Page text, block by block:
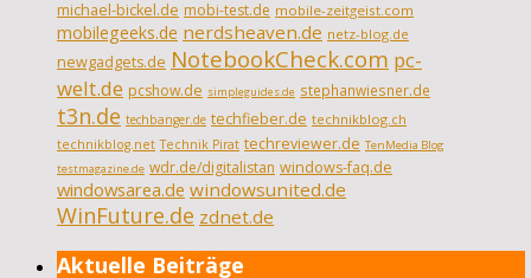
michael-bickel.de mobi-test.de mobile-zeitgeist.com
mobilegeeks.de nerdsheaven.de netz-blog.de
newgadgets.de NotebookCheck.com pc-
welt.de pcshow.de simpleguides.de stephanwiesner.de
t3n.de techbanger.de techfieber.de technikblog.ch
technikblog.net Technik Pirat techreviewer.de TenMedia Blog
testmagazine.de wdr.de/digitalistan windows-faq.de
windowsarea.de windowsunited.de
WinFuture.de zdnet.de
Aktuelle Beiträge